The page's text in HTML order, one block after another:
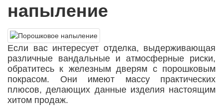
напыление
Если вас интересует отделка, выдерживающая
различные вандальные и атмосферные риски,
обратитесь к железным дверям с порошковым
покрасом. Они имеют массу практических
плюсов, делающих данные изделия настоящим
хитом продаж.